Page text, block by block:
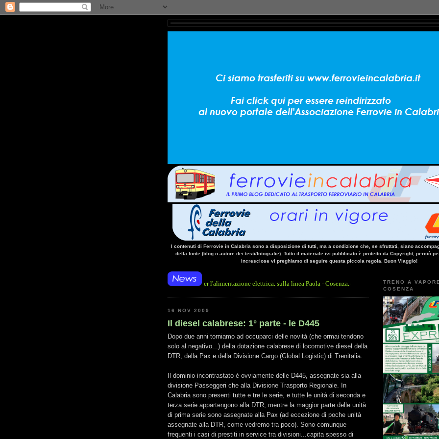
I contenuti di Ferrovie in Calabria sono a disposizione di tutti, ma a condizione che, se sfruttati, siano
della fonte (blog o autore dei testi/fotografie). Tutto il materiale ivi pubblicato è protetto da Copyright, perciò
incresciose vi preghiamo di seguire questa piccola regola. Buon Viaggio!
• 14/10/14 • La mancanza di energia per l'alimentazione elettrica, sulla linea Paola - Cosenza, causa l'arresto improvviso di un treno
16 NOV 2009
Il diesel calabrese: 1° parte - le D445
Dopo due anni torniamo ad occuparci delle novità (che ormai tendono
solo al negativo...) della dotazione calabrese di locomotive diesel della
DTR, della Pax e della Divisione Cargo (Global Logistic) di Trenitalia.
Il dominio incontrastato è ovviamente delle D445, assegnate sia alla
divisione Passeggeri che alla Divisione Trasporto Regionale. In
Calabria sono presenti tutte e tre le serie, e tutte le unità di seconda e
terza serie appartengono alla DTR, mentre la maggior parte delle unità
di prima serie sono assegnate alla Pax (ad eccezione di poche unità
assegnate alla DTR, come vedremo tra poco). Sono comunque
frequenti i casi di prestiti in service tra divisioni...capita spesso di
TRENO A
COSENZA